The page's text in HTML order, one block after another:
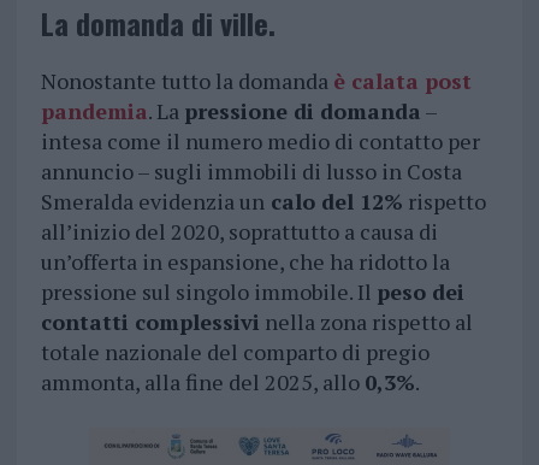
La domanda di ville.
Nonostante tutto la domanda è calata post
pandemia. La pressione di domanda –
intesa come il numero medio di contatto per
annuncio – sugli immobili di lusso in Costa
Smeralda evidenzia uncalo del 12% rispetto
all’inizio del 2020, soprattutto a causa di
un’offerta in espansione, che ha ridotto la
pressione sul singolo immobile. Il peso dei
contatti complessivi nella zona rispetto al
totale nazionale del comparto di pregio
ammonta, alla fine del 2025, allo 0,3%.